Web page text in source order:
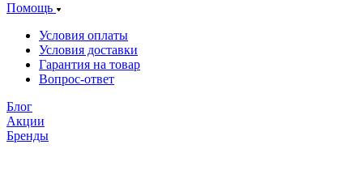
Помощь
Условия оплаты
Условия доставки
Гарантия на товар
Вопрос-ответ
Блог
Акции
Бренды